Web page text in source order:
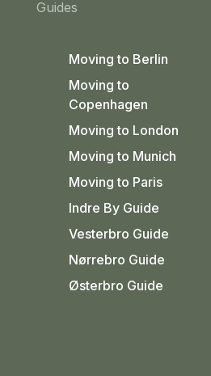
Guides
Moving to Berlin
Moving to
Copenhagen
Moving to London
Moving to Munich
Moving to Paris
Indre By Guide
Vesterbro Guide
Nørrebro Guide
Østerbro Guide